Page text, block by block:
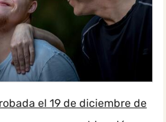
el 19 de diciembre de